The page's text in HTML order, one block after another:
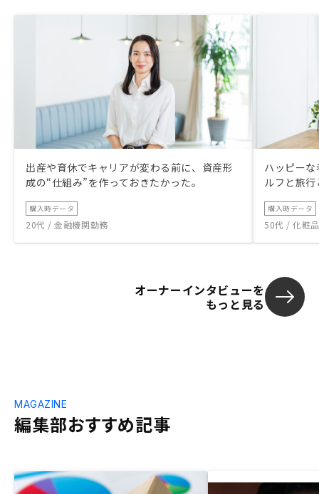
出産や育休でキャリアが変わる前に、資産形
成の“仕組み”を作っておきたかった。
購入時データ
20代 / 金融機関勤務
ハッピー
ルフと旅
購入時データ
50代 / 化粧
オーナーインタビューを
もっと見る
編集部おすすめ記事
MAGAZINE